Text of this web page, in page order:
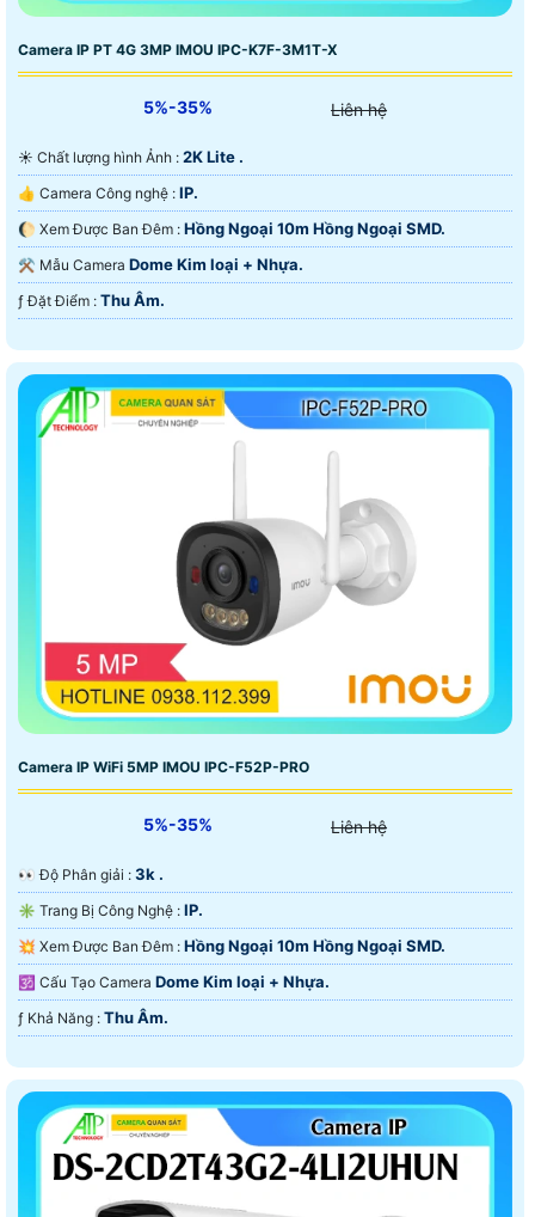
Camera IP PT 4G 3MP IMOU IPC-K7F-3M1T-X
5%-35% Liên hệ
☀️ Chất lượng hình Ảnh : 2K Lite .
👍 Camera Công nghệ : IP.
🌔 Xem Được Ban Đêm : Hồng Ngoại 10m Hồng Ngoại SMD.
⚒ Mẫu Camera Dome Kim loại + Nhựa.
️ƒ Đặt Điểm : Thu Âm.
Camera IP WiFi 5MP IMOU IPC-F52P-PRO
5%-35% Liên hệ
️👀 Độ Phân giải : 3k .
✳️ Trang Bị Công Nghệ : IP.
💥 Xem Được Ban Đêm : Hồng Ngoại 10m Hồng Ngoại SMD.
🕉️ Cấu Tạo Camera Dome Kim loại + Nhựa.
️ƒ Khả Năng : Thu Âm.